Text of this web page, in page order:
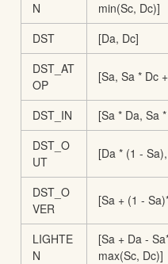
N
min(Sc, Dc)]
DST
[Da, Dc]
DST_AT
OP
[Sa, Sa * Dc
DST_IN
[Sa * Da, Sa
DST_O
UT
[Da * (1 -
DST_O
VER
[Sa + (1 -
LIGHTE
N
[Sa + Da -
max(Sc, Dc)]